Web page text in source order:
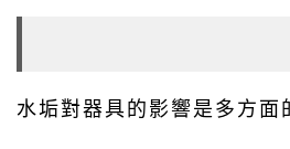
水垢對器具的影響是多方面